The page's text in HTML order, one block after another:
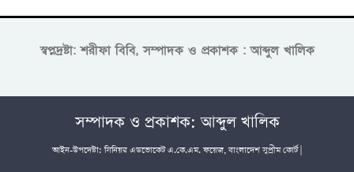
স্বপ্নদ্রষ্টা: শরীফা বিবি, সম্পাদক ও প্রকাশক : আব্দুল খালিক
সম্পাদক ও প্রকাশক: আব্দুল খালিক
আইন-উপদেষ্টা: সিনিয়র এডভোকেট এ.কে.এম. ফয়েজ, বাংলাদেশ সুপ্রীম কোর্ট |